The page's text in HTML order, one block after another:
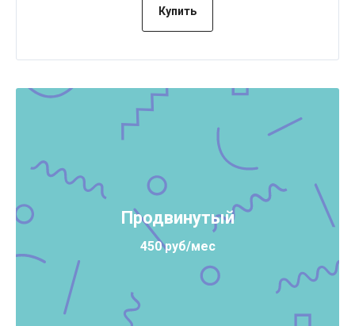
Купить
Продвинутый
450 руб/мес